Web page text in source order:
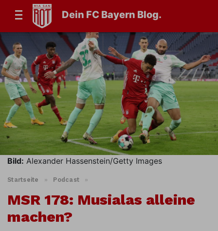
Dein FC Bayern Blog.
Bild: Alexander Hassenstein/Getty Images
Startseite » Podcast »
MSR 178: Musialas alleine
machen?